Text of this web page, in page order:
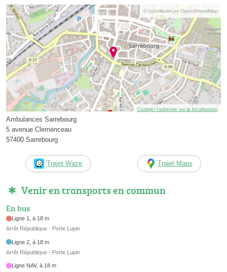
© contributeurs OpenStreetMap
Corriger l’adresse ou la localisation
Ambulances Sarrebourg
5 avenue Clemenceau
57400 Sarrebourg
Trajet Waze Trajet Maps
Venir en transports en commun
En bus
Ligne 1, à 18 m
Arrêt République - Porte Lupin
Ligne 2, à 18 m
Arrêt République - Porte Lupin
Ligne NAV, à 18 m